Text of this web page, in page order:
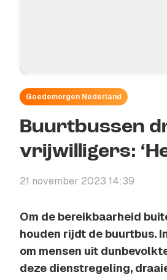
Goedemorgen Nederland
Buurtbussen
vrijwilligers:
21 november 2023 14:39
Om de bereikbaarheid
houden rijdt de buurtbus.
om mensen uit
deze dienstregeling,